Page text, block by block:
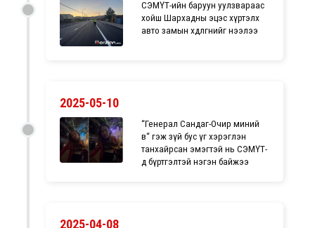
СЭМҮТ-ийн баруун уулзвараас
хойш Шархадны эцэс хүртэлх
авто замын хөдөлгөөнийг нээлээ
2025-05-10
“Генерал Сандаг-Очир миний
өвөө“ гэж зүй бус үг хэрэглэн
танхайрсан эмэгтэй нь СЭМҮТ-
д бүртгэлтэй нэгэн байжээ
2025-04-08